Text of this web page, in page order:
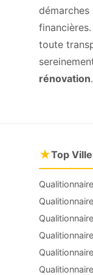
toute
rénovation.
★Top